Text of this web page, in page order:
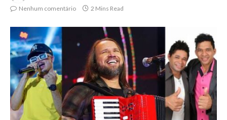
Nenhum comentário
2 Mins Read